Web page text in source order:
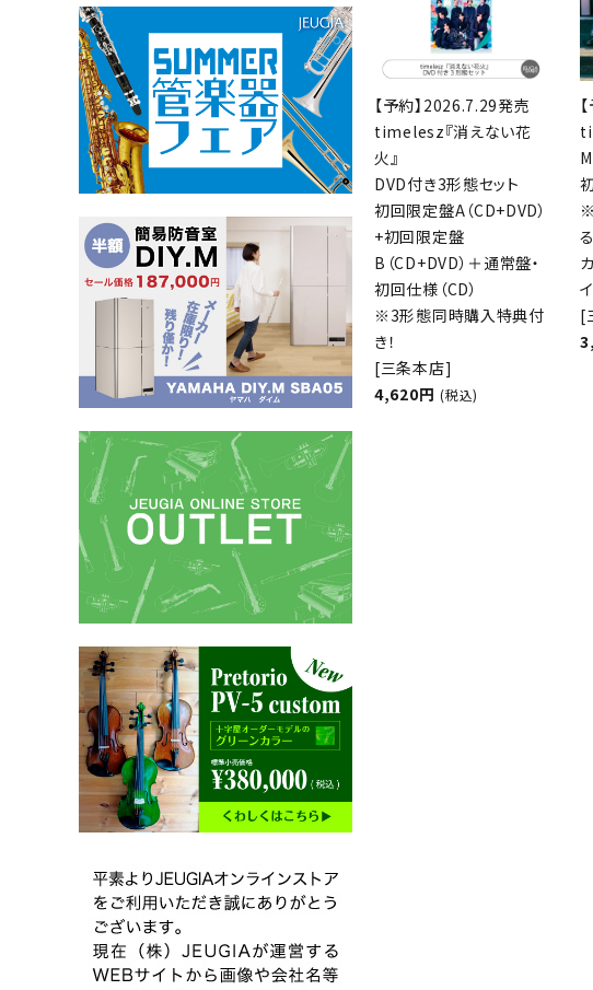
【予約】2026.7.29発売
timelesz『消えない花
火』
DVD付き3形態セット
初回限定盤A（CD+DVD）
+初回限定盤
B（CD+DVD）＋通常盤・
初回仕様（CD）
※3形態同時購入特典付
き！
[三条本店]
4,620円 (税込)
M
[